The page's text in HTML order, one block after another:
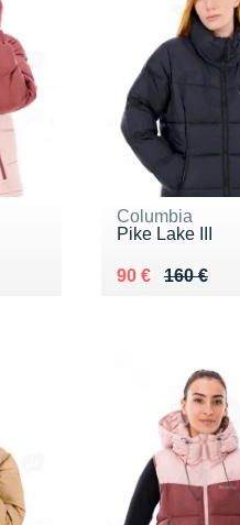
Columbia
Pike Lake III
160 €
Au lieu de 160 €
90 €
Vendu 90 €